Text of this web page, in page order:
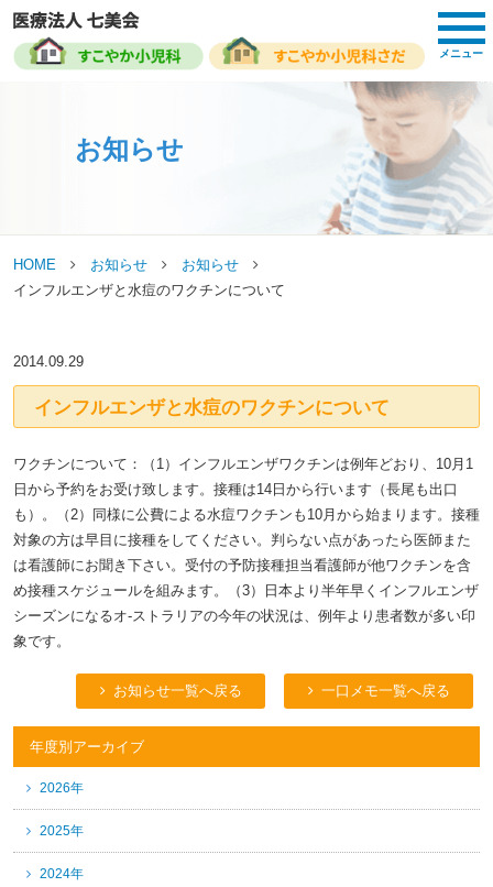
メニュー
お知らせ
HOME お知らせ
お知らせ
インフルエンザと水痘のワクチンについて
2014.09.29
インフルエンザと水痘のワクチンについて
ワクチンについて：（1）インフルエンザワクチンは例年どおり、10月1
日から予約をお受け致します。接種は14日から行います（長尾も出口
も）。（2）同様に公費による水痘ワクチンも10月から始まります。接種
対象の方は早目に接種をしてください。判らない点があったら医師また
は看護師にお聞き下さい。受付の予防接種担当看護師が他ワクチンを含
め接種スケジュールを組みます。（3）日本より半年早くインフルエンザ
シーズンになるオ-ストラリアの今年の状況は、例年より患者数が多い印
象です。
お知らせ一覧へ戻る 一口メモ一覧へ戻る
年度別アーカイブ
2026年
2025年
2024年